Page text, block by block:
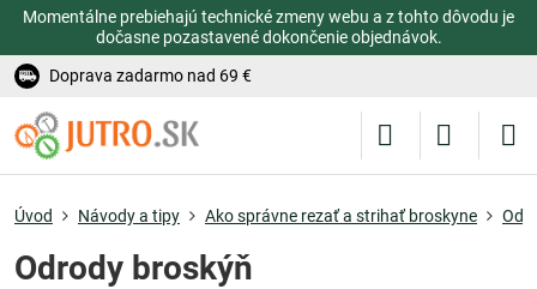
Momentálne prebiehajú technické zmeny webu a z tohto dôvodu je
dočasne pozastavené dokončenie objednávok.
Doprava zadarmo nad 69 €
Úvod Návody a tipy Ako správne rezať a strihať broskyne
Odrody broskýň